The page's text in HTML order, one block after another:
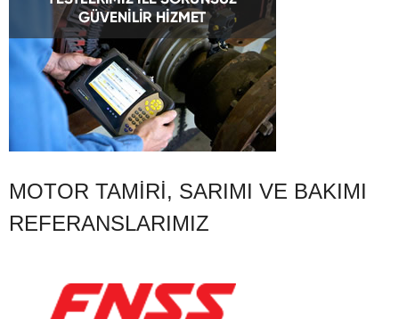
MOTOR TAMIRI, SARIMI VE BAKIMI
REFERANSLARIMIZ